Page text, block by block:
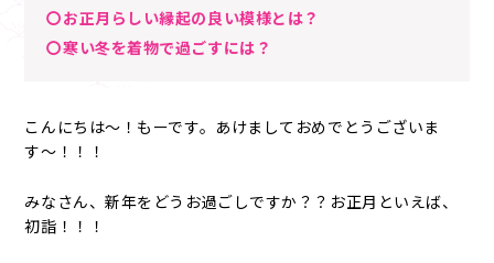
〇お正月らしい縁起の良い模様とは？
〇寒い冬を着物で過ごすには？
こんにちは～！もーです。あけましておめでとうございま
す〜！！！
みなさん、新年をどうお過ごしですか？？お正月といえば、
初詣！！！